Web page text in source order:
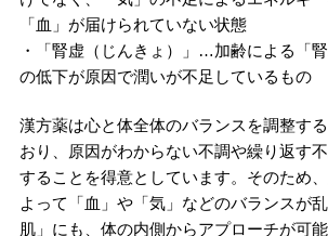
「血」が届けられていない状態
・「腎虚（じんきょ）」…加齢による「腎
の低下が原因で潤いが不足しているもの
漢方薬は心と体全体のバランスを調整す
おり、原因がわからない不調や繰り返す
することを得意としています。そのため
よって「血」や「気」などのバランスが
肌」にも、体の内側からアプローチが可能